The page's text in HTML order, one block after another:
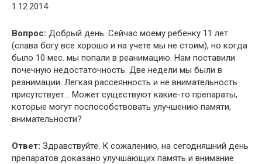
1.12.2014
Вопрос: Добрый день. Сейчас моему ребенку 11 лет
(слава богу все хорошо и на учете мы не стоим), но когда
было 10 мес. мы попали в реанимацию. Нам поставили
почечную недостаточность. Две недели мы были в
реанимации. Легкая рассеянность и не внимательность
присутствует… Может существуют какие-то препараты,
которые могут поспособствовать улучшению памяти,
внимательности?
Ответ: Здравствуйте. К сожалению, на сегодняшний день
препаратов доказано улучшающих память и внимание